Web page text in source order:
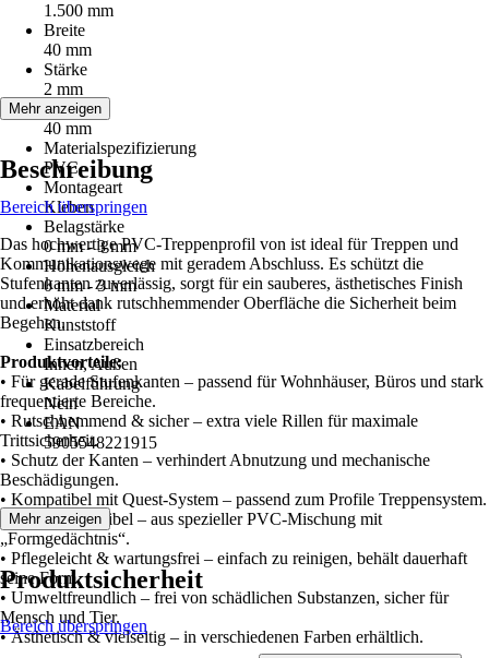
1.500 mm
Breite
40 mm
Stärke
2 mm
Höhe
40 mm
Materialspezifizierung
PVC
Montageart
Kleben
Belagstärke
0 mm - 3 mm
Höhenausgleich
0 mm - 3 mm
Material
Kunststoff
Einsatzbereich
Innen, Außen
Kabelführung
Nein
EAN
5905548221915
Mehr anzeigen
Beschreibung
Bereich überspringen
Das hochwertige PVC-Treppenprofil von ist ideal für Treppen und
Kommunikationswege mit geradem Abschluss. Es schützt die
Stufenkanten zuverlässig, sorgt für ein sauberes, ästhetisches Finish
und erhöht dank rutschhemmender Oberfläche die Sicherheit beim
Begehen.
Produktvorteile:
• Für gerade Stufenkanten – passend für Wohnhäuser, Büros und stark
frequentierte Bereiche.
• Rutschhemmend & sicher – extra viele Rillen für maximale
Trittsicherheit.
• Schutz der Kanten – verhindert Abnutzung und mechanische
Beschädigungen.
• Kompatibel mit Quest-System – passend zum Profile Treppensystem.
• Robust & flexibel – aus spezieller PVC-Mischung mit
„Formgedächtnis“.
• Pflegeleicht & wartungsfrei – einfach zu reinigen, behält dauerhaft
seine Form.
• Umweltfreundlich – frei von schädlichen Substanzen, sicher für
Mensch und Tier.
• Ästhetisch & vielseitig – in verschiedenen Farben erhältlich.
Mehr anzeigen
Produktsicherheit
Bereich überspringen